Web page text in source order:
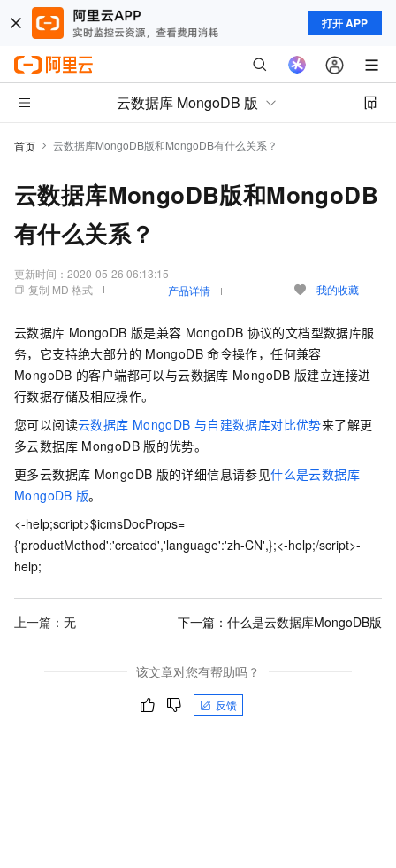
打开 APP
云数据库 MongoDB 版
首页 云数据库MongoDB版和MongoDB有什么关系？
云数据库MongoDB版和MongoDB
有什么关系？
更新时间： 2020-05-26 06:13:15
复制 MD 格式
产品详情 我的收藏
云数据库 MongoDB 版是兼容 MongoDB 协议的文档型数据库服
务，它支持绝大部分的 MongoDB 命令操作，任何兼容
MongoDB 的客户端都可以与云数据库 MongoDB 版建立连接进
行数据存储及相应操作。
您可以阅读云数据库 MongoDB 与自建数据库对比优势来了解更
多云数据库 MongoDB 版的优势。
更多云数据库 MongoDB 版的详细信息请参见什么是云数据库
MongoDB 版。
<-help;script>$icmsDocProps=
{'productMethod':'created','language':'zh-CN',};<-help;/script>-
help;
上一篇：无 下一篇： 什么是云数据库MongoDB版
该文章对您有帮助吗？
反馈